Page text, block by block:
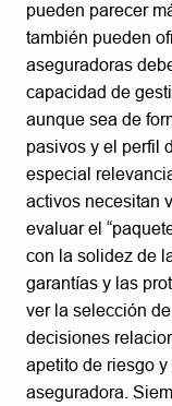
pueden parecer
también pueden
aseguradoras
capacidad de
aunque sea de
pasivos y el perfil
especial
activos necesitan
evaluar el
con la solidez de
garantías y las
ver la selección
decisiones
apetito de riesgo
aseguradora.